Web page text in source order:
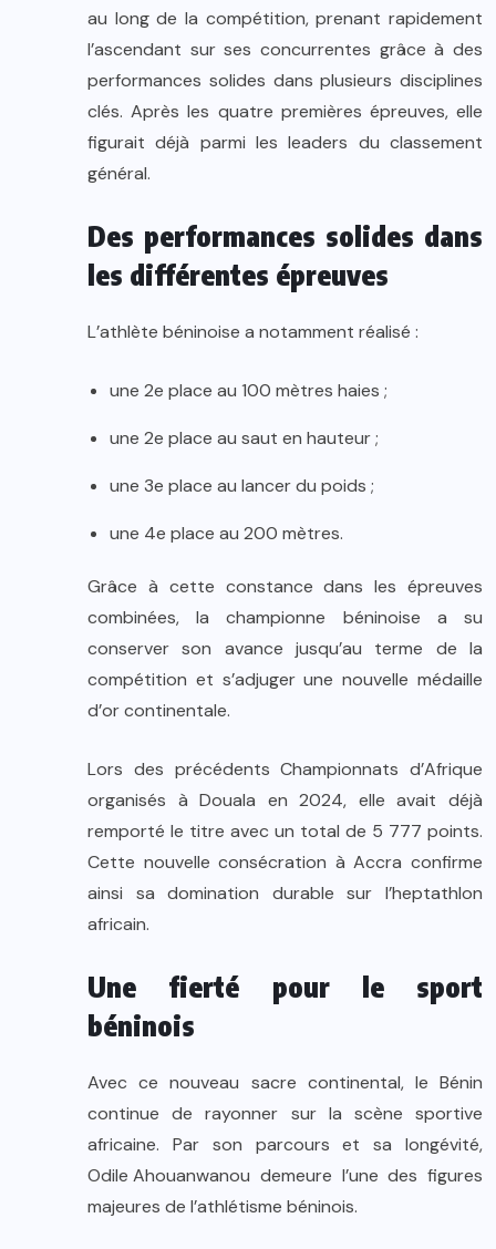
au long de la compétition, prenant rapidement
l’ascendant sur ses concurrentes grâce à des
performances solides dans plusieurs disciplines
clés. Après les quatre premières épreuves, elle
figurait déjà parmi les leaders du classement
général.
Des performances solides dans
les différentes épreuves
L’athlète béninoise a notamment réalisé :
une 2e place au 100 mètres haies ;
une 2e place au saut en hauteur ;
une 3e place au lancer du poids ;
une 4e place au 200 mètres.
Grâce à cette constance dans les épreuves
combinées, la championne béninoise a su
conserver son avance jusqu’au terme de la
compétition et s’adjuger une nouvelle médaille
d’or continentale.
Lors des précédents Championnats d’Afrique
organisés à Douala en 2024, elle avait déjà
remporté le titre avec un total de 5 777 points.
Cette nouvelle consécration à Accra confirme
ainsi sa domination durable sur l’heptathlon
africain.
Une fierté pour le sport
béninois
Avec ce nouveau sacre continental, le Bénin
continue de rayonner sur la scène sportive
africaine. Par son parcours et sa longévité,
Odile Ahouanwanou demeure l’une des figures
majeures de l’athlétisme béninois.